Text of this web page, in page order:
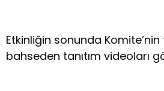
Etkinliğin sonunda
bahseden tanıtım videoları